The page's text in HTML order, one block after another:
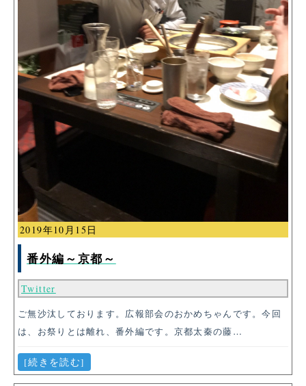
2019年10月15日
番外編～京都～
Twitter
ご無沙汰しております。広報部会のおかめちゃんです。今回
は、お祭りとは離れ、番外編です。京都太秦の藤…
[続きを読む]